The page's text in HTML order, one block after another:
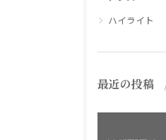
ハイライト
最近の投稿